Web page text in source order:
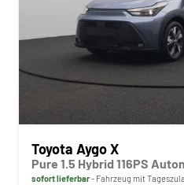
Toyota Aygo X
sofort lieferbar Fahrzeug mit